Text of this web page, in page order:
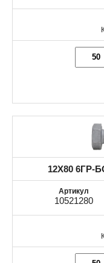
12X80 6ГР-
10521280